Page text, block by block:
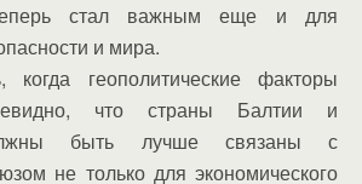
стал важным еще и для
и мира.
когда геополитические факторы
что страны Балтии и
быть лучше связаны с
не только для экономического